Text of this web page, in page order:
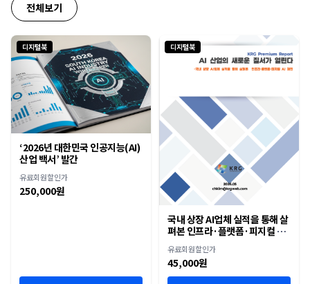
전체보기
디지털북
‘2026년 대한민국 인공지능(AI)
산업 백서’ 발간
유료회원할인가
250,000원
디지털북
국내 상장 AI업체 실적을 통해 살
펴본 인프라·플랫폼·피지컬 AI
유료회원할인가
45,000원